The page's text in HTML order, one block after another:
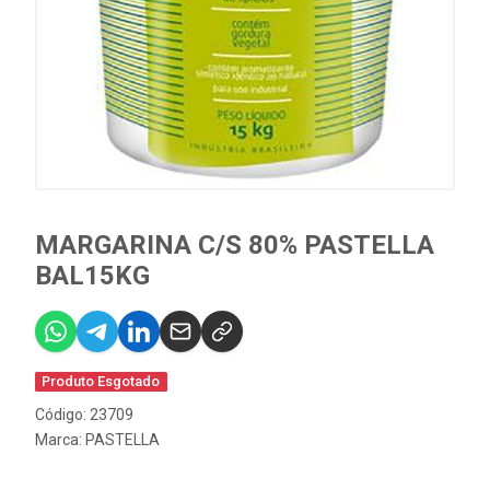
MARGARINA C/S 80% PASTELLA
BAL15KG
Produto Esgotado
Código: 23709
Marca: PASTELLA